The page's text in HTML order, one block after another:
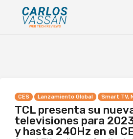
CES Lanzamiento Global Smart TV,
TCL presenta su
televisiones para
y hasta 240Hz en el